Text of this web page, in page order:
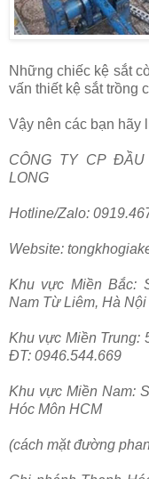
Những chiếc kệ sắt
vấn thiết kệ sắt trồng
Vậy nên các bạn hãy
CÔNG TY CP
LONG
Hotline/Zalo:
Website:
Khu vực Miền Bắc:
Nam Từ Liêm, Hà Nội
Khu vực Miền Trung:
ĐT: 0946.544.669
Khu vực Miền Nam:
Hóc Môn HCM
(cách mặt đường